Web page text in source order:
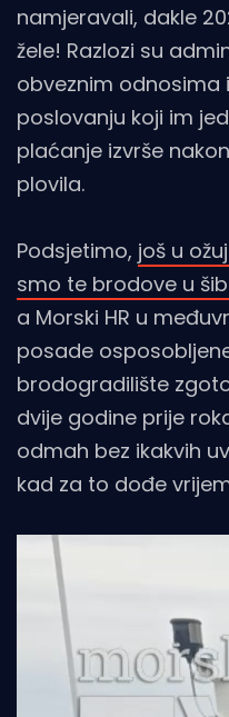
namjeravali, dakle
žele! Razlozi su
obveznim odnosima
poslovanju koji im
plaćanje izvrše
plovila.
Podsjetimo, još u
smo te brodove u
a Morski HR u
posade
brodogradilište
dvije godine prije
odmah bez ikakvih
kad za to dođe